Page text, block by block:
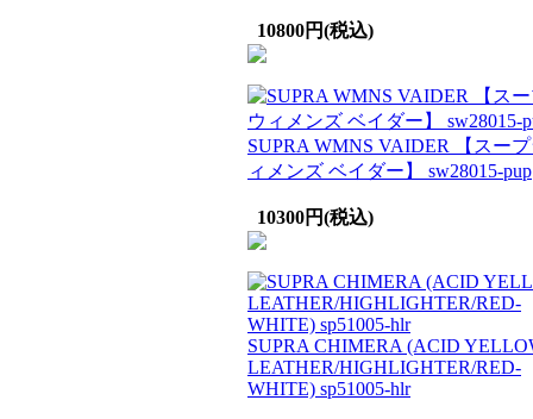
10800円(税込)
SUPRA WMNS VAIDER 【スープ
ィメンズ ベイダー】 sw28015-pup
10300円(税込)
SUPRA CHIMERA (ACID
LEATHER/HIGHLIGHTER/RED-
WHITE) sp51005-hlr